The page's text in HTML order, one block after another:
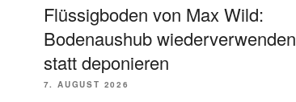
Flüssigboden von Max Wild:
Bodenaushub wiederverwenden
statt deponieren
7. AUGUST 2026